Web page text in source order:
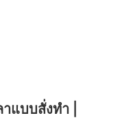
แบบสั่งทำ |